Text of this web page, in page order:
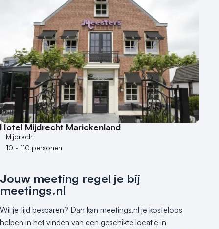
Hotel Mijdrecht Marickenland
Mijdrecht
10 - 110 personen
Jouw meeting regel je bij
meetings.nl
Wil je tijd besparen? Dan kan meetings.nl je kosteloos
helpen in het vinden van een geschikte locatie in